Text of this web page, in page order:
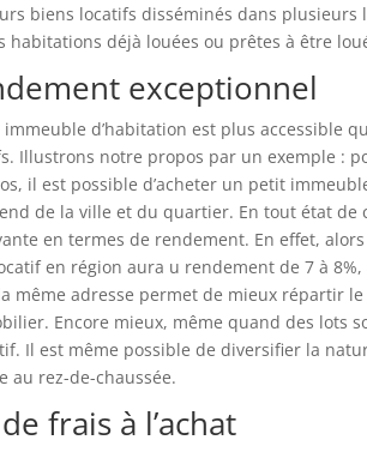
biens locatifs disséminés dans
habitations déjà louées ou prêtes à être
exceptionnel
immeuble d’habitation est plus accessible
Illustrons notre propos par un exemple :
il est possible d’acheter un petit
de la ville et du quartier. En tout état de
en termes de rendement. En effet,
en région aura u rendement de 7 à
même adresse permet de mieux répartir
Encore mieux, même quand des lots
Il est même possible de diversifier la
au rez-de-chaussée.
frais à l’achat